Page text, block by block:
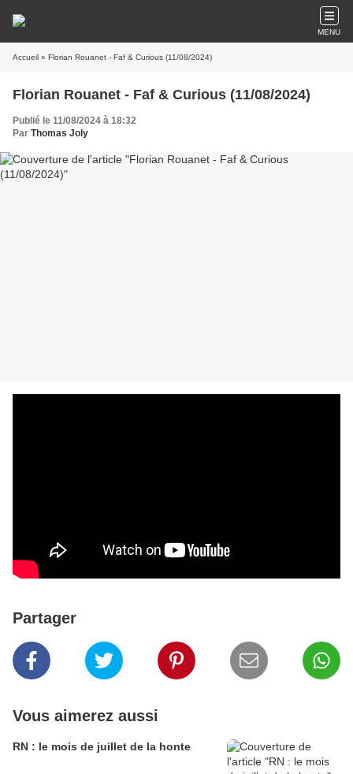
MENU
Accueil » Florian Rouanet - Faf & Curious (11/08/2024)
Florian Rouanet - Faf & Curious (11/08/2024)
Publié le 11/08/2024 à 18:32
Par Thomas Joly
Partager
Vous aimerez aussi
RN : le mois de juillet de la honte